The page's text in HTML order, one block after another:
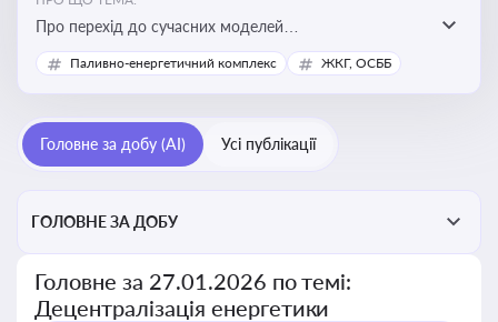
Про перехід до сучасних моделей
енергозабезпечення, де виробництво електроенергії
здійснюється ближче до споживача. Це важливо для
втрат при транспортуванні енергії та стимулювання
розвитку відновлюваних джерел
Паливно-енергетичний комплекс ЖКГ, ОСББ
Головне за добу (AI) Усі публікації
ГОЛОВНЕ ЗА ДОБУ
Головне за 27.01.2026 по темі:
Децентралізація енергетики